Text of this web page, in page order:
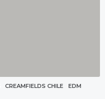
,CREAMFIELDS CHILE ,EDM